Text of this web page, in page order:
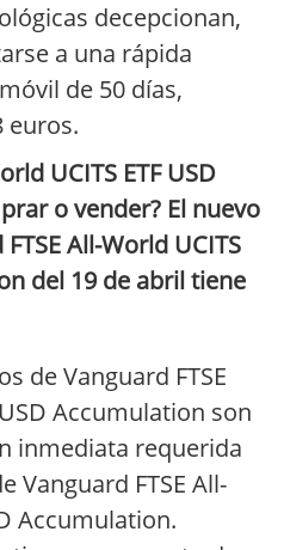
decepcionan,
a una rápida
de 50 días,
euros.
UCITS ETF USD
o vender? El nuevo
All-World UCITS
del 19 de abril tiene
de Vanguard FTSE
Accumulation son
inmediata requerida
Vanguard FTSE All-
Accumulation.